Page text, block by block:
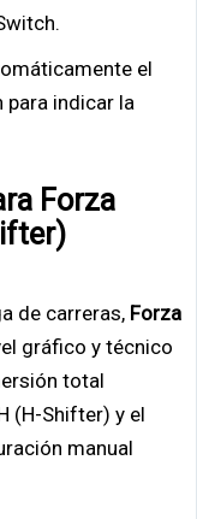
el
para indicar la
Forza
de carreras, Forza
gráfico y técnico
total
(H-Shifter) y el
manual